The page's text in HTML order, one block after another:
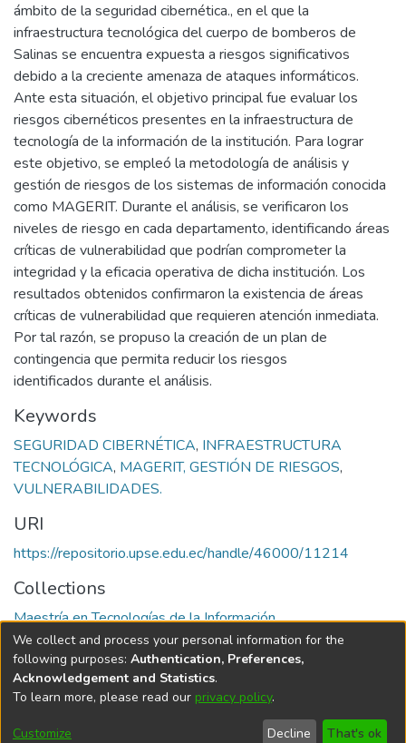
ámbito de la seguridad cibernética., en el que la
infraestructura tecnológica del cuerpo de bomberos de
Salinas se encuentra expuesta a riesgos significativos
debido a la creciente amenaza de ataques informáticos.
Ante esta situación, el objetivo principal fue evaluar los
riesgos cibernéticos presentes en la infraestructura de
tecnología de la información de la institución. Para lograr
este objetivo, se empleó la metodología de análisis y
gestión de riesgos de los sistemas de información conocida
como MAGERIT. Durante el análisis, se verificaron los
niveles de riesgo en cada departamento, identificando áreas
críticas de vulnerabilidad que podrían comprometer la
integridad y la eficacia operativa de dicha institución. Los
resultados obtenidos confirmaron la existencia de áreas
críticas de vulnerabilidad que requieren atención inmediata.
Por tal razón, se propuso la creación de un plan de
contingencia que permita reducir los riesgos
identificados durante el análisis.
Keywords
SEGURIDAD CIBERNÉTICA, INFRAESTRUCTURA
TECNOLÓGICA, MAGERIT, GESTIÓN DE RIESGOS,
VULNERABILIDADES.
URI
https://repositorio.upse.edu.ec/handle/46000/11214
Collections
Maestría en Tecnologías de la Información
Full item page
DSpace softwarecopyright © 2002-2026
Cookie
End User
Send
We collect and process your personal information for the
following purposes: Authentication, Preferences,
Acknowledgement and Statistics.
To learn more, please read our privacy policy.
Customize Decline That's ok